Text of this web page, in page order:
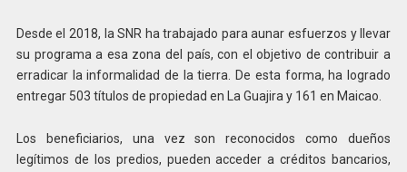
Desde el 2018, la SNR ha trabajado para aunar esfuerzos y llevar
su programa a esa zona del país, con el objetivo de contribuir a
erradicar la informalidad de la tierra. De esta forma, ha logrado
entregar 503 títulos de propiedad en La Guajira y 161 en Maicao.
Los beneficiarios, una vez son reconocidos como dueños
legítimos de los predios, pueden acceder a créditos bancarios,